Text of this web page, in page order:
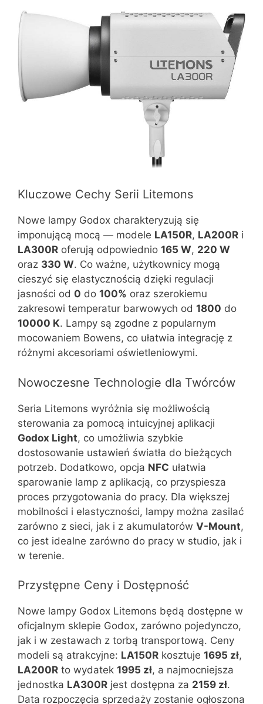
Kluczowe Cechy Serii Litemons
Nowe lampy Godox charakteryzują się
imponującą mocą — modele LA150R, LA200R i
LA300R oferują odpowiednio 165 W, 220 W
oraz 330 W. Co ważne, użytkownicy mogą
cieszyć się elastycznością dzięki regulacji
jasności od 0 do 100% oraz szerokiemu
zakresowi temperatur barwowych od 1800 do
10000 K. Lampy są zgodne z popularnym
mocowaniem Bowens, co ułatwia integrację z
różnymi akcesoriami oświetleniowymi.
Nowoczesne Technologie dla Twórców
Seria Litemons wyróżnia się możliwością
sterowania za pomocą intuicyjnej aplikacji
Godox Light, co umożliwia szybkie
dostosowanie ustawień światła do bieżących
potrzeb. Dodatkowo, opcja NFC ułatwia
sparowanie lamp z aplikacją, co przyspiesza
proces przygotowania do pracy. Dla większej
mobilności i elastyczności, lampy można zasilać
zarówno z sieci, jak i z akumulatorów V-Mount,
co jest idealne zarówno do pracy w studio, jak i
w terenie.
Przystępne Ceny i Dostępność
Nowe lampy Godox Litemons będą dostępne w
oficjalnym sklepie Godox, zarówno pojedynczo,
jak i w zestawach z torbą transportową. Ceny
modeli są atrakcyjne: LA150R kosztuje 1695 zł,
LA200R to wydatek 1995 zł, a najmocniejsza
jednostka LA300R jest dostępna za 2159 zł.
Data rozpoczęcia sprzedaży zostanie ogłoszona